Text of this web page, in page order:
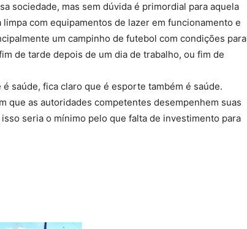
sociedade, mas sem dúvida é primordial para aquela
com equipamentos de lazer em funcionamento e
um campinho de futebol com condições para
de tarde depois de um dia de trabalho, ou fim de
saúde, fica claro que é esporte também é saúde.
que as autoridades competentes desempenhem suas
seria o mínimo pelo que falta de investimento para